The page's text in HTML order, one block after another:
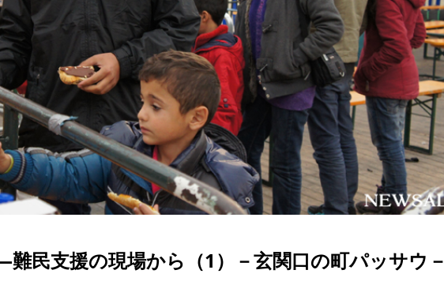
難民支援の現場から（1）－玄関口の町パッサウ－